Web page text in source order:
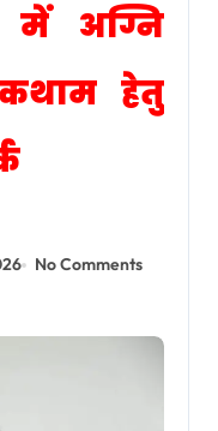
में अग्नि
हेतु
No Comments